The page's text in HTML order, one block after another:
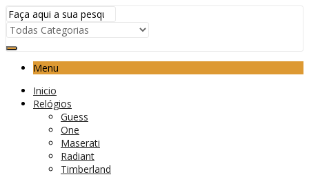
Menu
Inicio
Relógios
Guess
One
Maserati
Radiant
Timberland